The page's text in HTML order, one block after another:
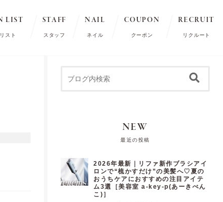
LIST
スト
STAFF
スタッフ
NAIL
ネイル
COUPON
クーポン
RECRUIT
リクルート
NEW
最近の投稿
2026年最新｜リファ新作ブラシアイ
ロンで“梳かすだけ”の美髪へ♡夏の
おうちケアにおすすめの注目アイテ
ム3選［美容室 a-key-p(あーきぺん
こ)］